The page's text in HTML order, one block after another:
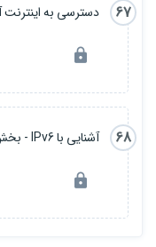
67 دسترسی به اینترنت
68 آشنایی با IPv6 - بخش اول